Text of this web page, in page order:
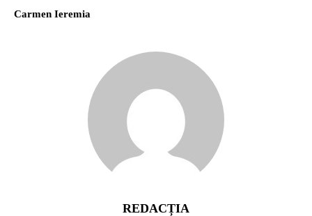
Carmen Ieremia
REDACȚIA